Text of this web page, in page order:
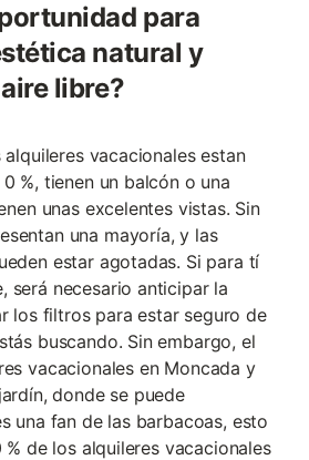
para
natural y
libre?
vacacionales estan
%, tienen un balcón o una
unas excelentes vistas. Sin
una mayoría, y las
estar agotadas. Si para tí
será necesario anticipar la
los filtros para estar seguro de
buscando. Sin embargo, el
vacacionales en Moncada y
donde se puede
una fan de las barbacoas, esto
de los alquileres vacacionales